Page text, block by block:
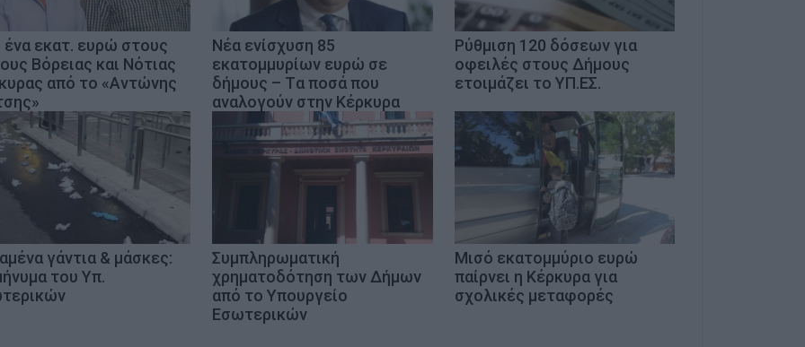
εκατ. ευρώ στους
Βόρειας και Νότιας
από το «Αντώνης
Νέα ενίσχυση 85
εκατομμυρίων ευρώ σε
δήμους – Tα ποσά που
αναλογούν στην Κέρκυρα
Ρύθμιση 120 δόσεων για
οφειλές στους Δήμους
ετοιμάζει το ΥΠ.ΕΣ.
γάντια & μάσκες:
του Υπ.
Συμπληρωματική
χρηματοδότηση των Δήμων
από το Υπουργείο
Εσωτερικών
Μισό εκατομμύριο ευρώ
παίρνει η Κέρκυρα για
σχολικές μεταφορές